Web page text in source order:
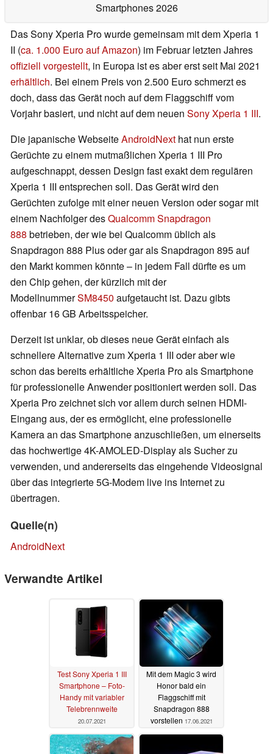
Smartphones 2026
Das Sony Xperia Pro wurde gemeinsam mit dem Xperia 1
II (ca. 1.000 Euro auf Amazon) im Februar letzten Jahres
offiziell vorgestellt, in Europa ist es aber erst seit Mai 2021
erhältlich. Bei einem Preis von 2.500 Euro schmerzt es
doch, dass das Gerät noch auf dem Flaggschiff vom
Vorjahr basiert, und nicht auf dem neuen Sony Xperia 1 III.
Die japanische WebseiteAndroidNext hat nun erste
Gerüchte zu einem mutmaßlichen Xperia 1 III Pro
aufgeschnappt, dessen Design fast exakt dem regulären
Xperia 1 III entsprechen soll. Das Gerät wird den
Gerüchten zufolge mit einer neuen Version oder sogar mit
einem Nachfolger desQualcomm Snapdragon
888 betrieben, der wie bei Qualcomm üblich als
Snapdragon 888 Plus oder gar als Snapdragon 895 auf
den Markt kommen könnte – in jedem Fall dürfte es um
den Chip gehen, der kürzlich mit der
ModellnummerSM8450 aufgetaucht ist. Dazu gibts
offenbar 16 GB Arbeitsspeicher.
Derzeit ist unklar, ob dieses neue Gerät einfach als
schnellere Alternative zum Xperia 1 III oder aber wie
schon das bereits erhältliche Xperia Pro als Smartphone
für professionelle Anwender positioniert werden soll. Das
Xperia Pro zeichnet sich vor allem durch seinen HDMI-
Eingang aus, der es ermöglicht, eine professionelle
Kamera an das Smartphone anzuschließen, um einerseits
das hochwertige 4K-AMOLED-Display als Sucher zu
verwenden, und andererseits das eingehende Videosignal
über das integrierte 5G-Modem live ins Internet zu
übertragen.
Quelle(n)
AndroidNext
Verwandte Artikel
Test Sony Xperia 1 III
Smartphone – Foto-
Handy mit variabler
Telebrennweite
20.07.2021
Mit dem Magic 3 wird
Honor bald ein
Flaggschiff mit
Snapdragon 888
vorstellen 17.06.2021